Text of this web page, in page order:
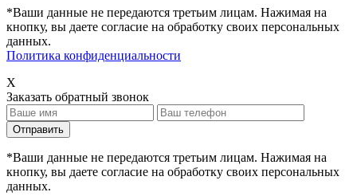
*Ваши данные не передаются третьим лицам. Нажимая на
кнопку, вы даете согласие на обработку своих персональных
данных.
Политика конфиденциальности
X
Заказать обратный звонок
*Ваши данные не передаются третьим лицам. Нажимая на
кнопку, вы даете согласие на обработку своих персональных
данных.